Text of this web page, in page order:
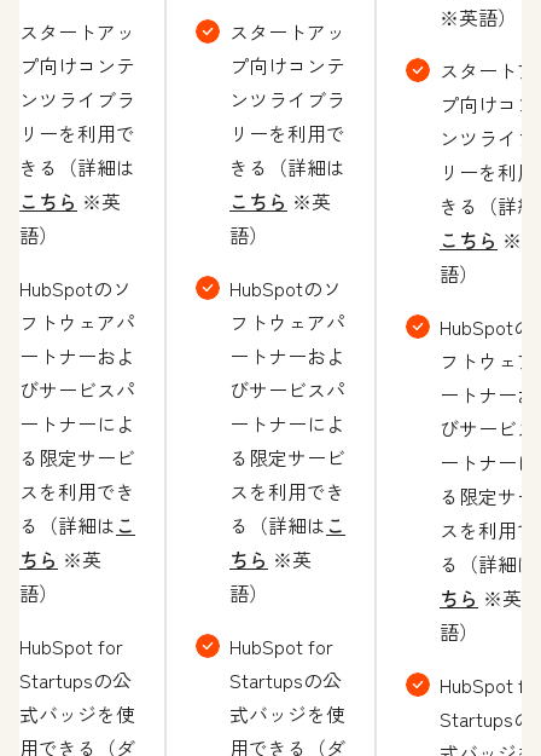
スタートアッ
プ向けコンテ
ンツライブラ
リーを利用で
きる（詳細は
こちら ※英
語）
HubSpotのソ
フトウェアパ
ートナーおよ
びサービスパ
ートナーによ
る限定サービ
スを利用でき
る（詳細は こ
ちら ※英
語）
HubSpot for
Startupsの公
式バッジを使
用できる（ダ
スタートアッ
プ向けコンテ
ンツライブラ
リーを利用で
きる（詳細は
こちら ※英
語）
HubSpotのソ
フトウェアパ
ートナーおよ
びサービスパ
ートナーによ
る限定サービ
スを利用でき
る（詳細は こ
ちら ※英
語）
HubSpot for
Startupsの公
式バッジを使
用できる（ダ
※英語）
スタート
プ向けコ
ンツライ
リーを利
きる（詳
こちら ※英
語）
HubSpotの
フトウェ
ートナー
びサービ
ートナー
る限定サ
スを利用
る（詳細は
ちら ※英
語）
HubSpot
Startupsの